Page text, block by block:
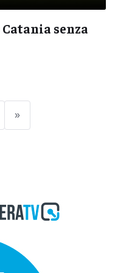
Catania senza
»